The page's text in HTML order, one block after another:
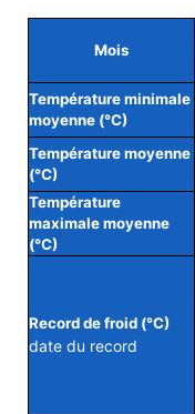
Mois
Température minimale
moyenne (°C)
Température moyenne
(°C)
Température
maximale moyenne
(°C)
Record de froid (°C)
date du record